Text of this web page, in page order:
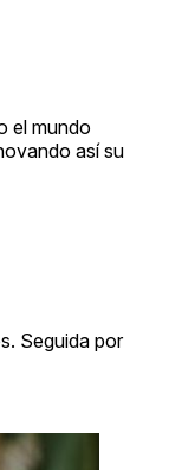
el mundo
así su
Seguida por